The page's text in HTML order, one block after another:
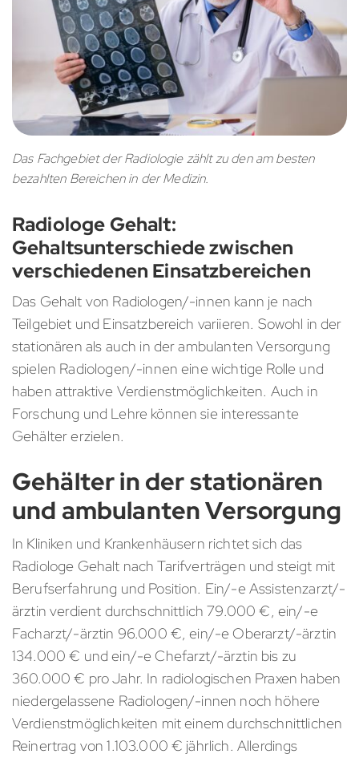
Das Fachgebiet der Radiologie zählt zu den am besten
bezahlten Bereichen in der Medizin.
Radiologe Gehalt:
Gehaltsunterschiede zwischen
verschiedenen Einsatzbereichen
Das Gehalt von Radiologen/-innen kann je nach
Teilgebiet und Einsatzbereich variieren. Sowohl in der
stationären als auch in der ambulanten Versorgung
spielen Radiologen/-innen eine wichtige Rolle und
haben attraktive Verdienstmöglichkeiten. Auch in
Forschung und Lehre können sie interessante
Gehälter erzielen.
Gehälter in der stationären
und ambulanten Versorgung
In Kliniken und Krankenhäusern richtet sich das
Radiologe Gehalt nach Tarifverträgen und steigt mit
Berufserfahrung und Position. Ein/-e Assistenzarzt/-
ärztin verdient durchschnittlich 79.000 €, ein/-e
Facharzt/-ärztin 96.000 €, ein/-e Oberarzt/-ärztin
134.000 € und ein/-e Chefarzt/-ärztin bis zu
360.000 € pro Jahr. In radiologischen Praxen haben
niedergelassene Radiologen/-innen noch höhere
Verdienstmöglichkeiten mit einem durchschnittlichen
Reinertrag von 1.103.000 € jährlich. Allerdings